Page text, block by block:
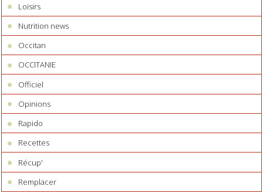
Loisirs
Nutrition news
Occitan
OCCITANIE
Officiel
Opinions
Rapido
Recettes
Récup'
Remplacer